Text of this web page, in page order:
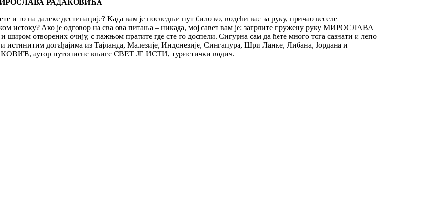
МИРОСЛАВА РАДАКОВИЋA
и то на далеке дестинације? Када вам је последњи пут било ко, водећи вас за руку, причао веселе,
истоку? Ако је одговор на сва ова питања – никада, мој савет вам је: загрлите пружену руку МИРОСЛАВА
отворених очију, с пажњом пратите где сте то доспели. Сигурна сам да ћете много тога сазнати и лепо
и истинитим догађајима из Тајланда, Малезије, Индонезије, Сингапура, Шри Ланке, Либана, Јордана и
аутор путописне књиге СВЕТ ЈЕ ИСТИ, туристички водич.